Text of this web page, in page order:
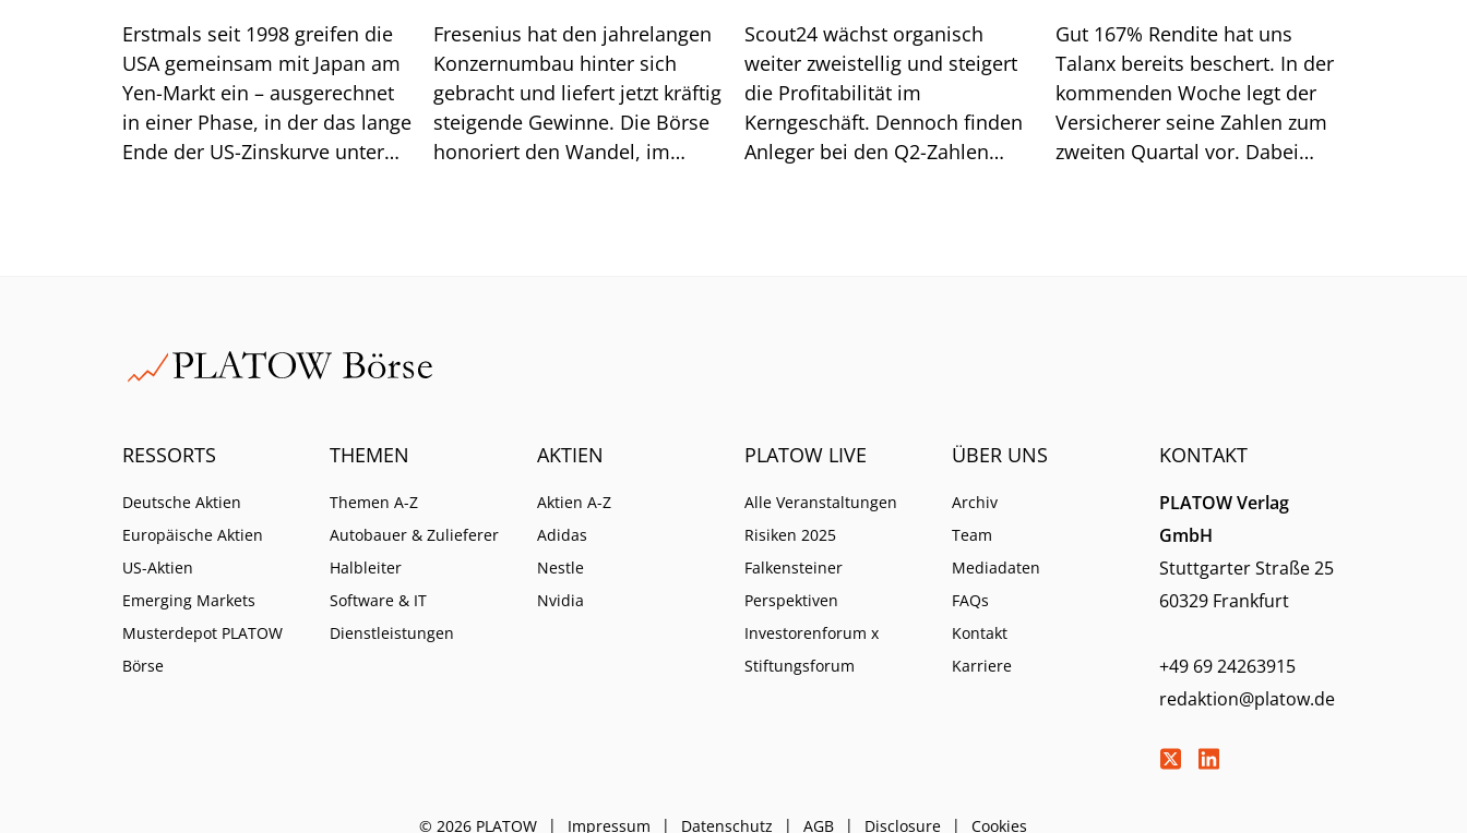
will
Erstmals seit 1998 greifen die
USA gemeinsam mit Japan am
Yen-Markt ein – ausgerechnet
in einer Phase, in der das lange
Ende der US-Zinskurve unter
Fresenius hat den jahrelangen
Konzernumbau hinter sich
gebracht und liefert jetzt kräftig
steigende Gewinne. Die Börse
honoriert den Wandel, im
Scout24 wächst organisch
weiter zweistellig und steigert
die Profitabilität im
Kerngeschäft. Dennoch finden
Anleger bei den Q2-Zahlen
Gut 167% Rendite hat uns
Talanx bereits beschert. In der
kommenden Woche legt der
Versicherer seine Zahlen zum
zweiten Quartal vor. Dabei
RESSORTS
Deutsche Aktien
Europäische Aktien
US-Aktien
Emerging Markets
Musterdepot PLATOW
Börse
THEMEN
Themen A-Z
Autobauer & Zulieferer
Halbleiter
Software & IT
Dienstleistungen
AKTIEN
Aktien A-Z
Adidas
Nestle
Nvidia
PLATOW LIVE
Alle Veranstaltungen
Risiken 2025
Falkensteiner
Perspektiven
Investorenforum x
Stiftungsforum
ÜBER UNS
Archiv
Team
Mediadaten
FAQs
Kontakt
Karriere
KONTAKT
PLATOW Verlag
GmbH
Stuttgarter Straße 25
60329 Frankfurt
+49 69 24263915
redaktion@platow.de
© 2026 PLATOW Impressum Datenschutz AGB Disclosure Cookies